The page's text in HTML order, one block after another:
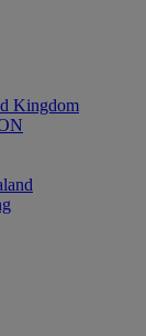
Kingdom